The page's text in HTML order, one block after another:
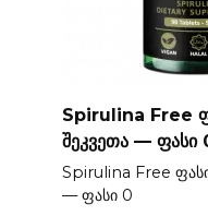
Spirulina Free
შეკვეთა —
Spirulina Free
— ფასი 0